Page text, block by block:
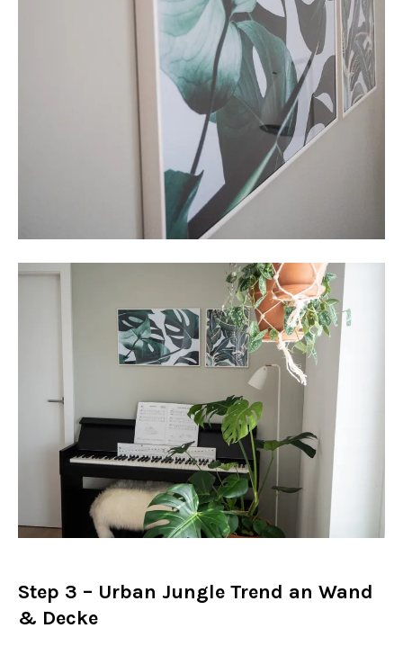
Step 3 – Urban Jungle Trend an Wand
& Decke